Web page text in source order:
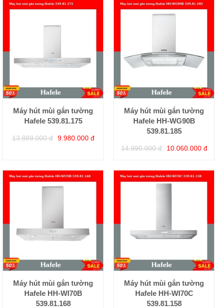
Máy hút mùi gắn tường
Hafele 539.81.175
13.889.000 đ 9.980.000 đ
Máy hút mùi gắn tường
Hafele HH-WG90B
539.81.185
14.990.000 đ 10.060.000 đ
Máy hút mùi gắn tường
Hafele HH-WI70B
539.81.168
Máy hút mùi gắn tường
Hafele HH-WI70C
539.81.158